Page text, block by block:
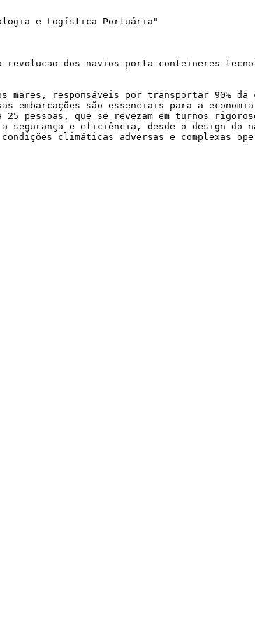
e Logística Portuária"
dos-navios-porta-conteineres-
responsáveis por transportar 90% da
embarcações são essenciais para a
pessoas, que se revezam em turnos
a segurança e eficiência, desde o design
climáticas adversas e complexas